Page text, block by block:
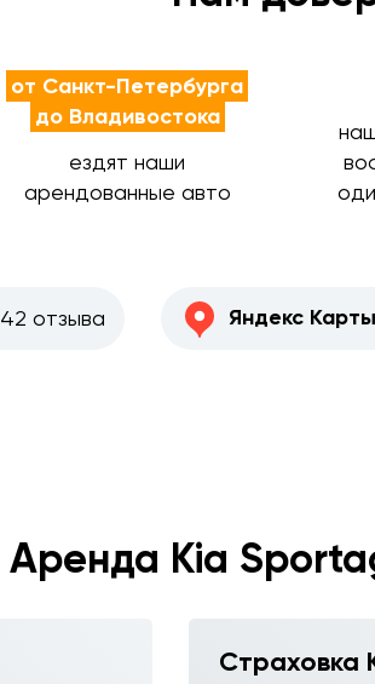
от Санкт-Петербурга
до Владивостока
ездят наши
арендованные авто
42 отзыва Яндекс Карты
Аренда Kia
Страховка